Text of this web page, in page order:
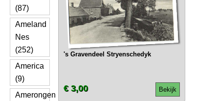
(87)
Ameland
Nes
(252)
America
(9)
Amerongen
's Gravendeel Stryenschedyk
Bekijk
€ 3,00